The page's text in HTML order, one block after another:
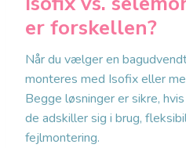
er forskellen?
Når du vælger en
monteres med Isofix eller
Begge løsninger er sikre,
de adskiller sig i brug,
fejlmontering.